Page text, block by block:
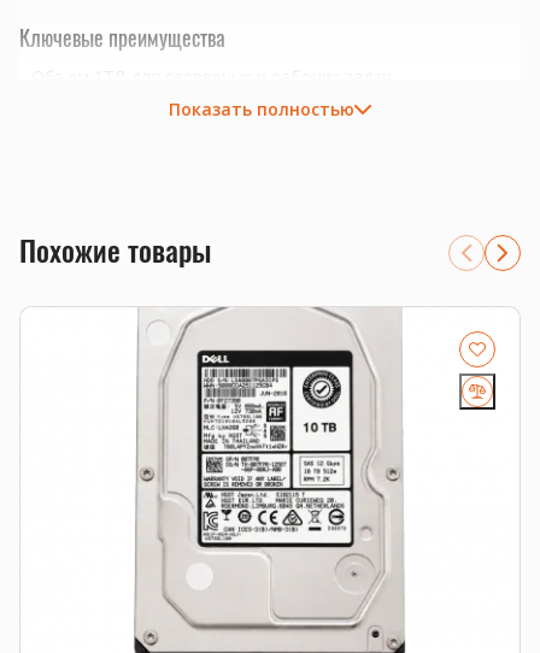
Ключевые преимущества
Интерфейс SATA нужно сверить с корзиной,
контроллером или платой.
Совместимость и подбор
Если есть сомнения по совместимости, подберём
подходящую плату, процессор, память, накопитель или
серверную корзину под вашу конфигурацию. Для серверных
комплектующих особенно важно сверить поколение
платформы, форм-фактор, интерфейс и part number.
салазки и корзины,серверные комплектующие
Показать полностью
Похожие товары